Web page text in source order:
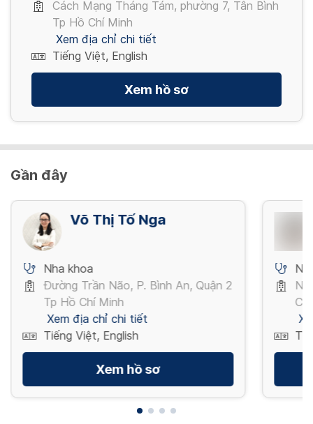
Cách Mạng Tháng Tám, phường 7, Tân Bình
Tp Hồ Chí Minh
Xem địa chỉ chi tiết
Tiếng Việt, English
Xem hồ sơ
Gần đây
Võ Thị Tố Nga
Nha khoa
Đường Trần Não, P. Bình An, Quận 2
Tp Hồ Chí Minh
Xem địa chỉ chi tiết
Tiếng Việt, English
Xem hồ sơ